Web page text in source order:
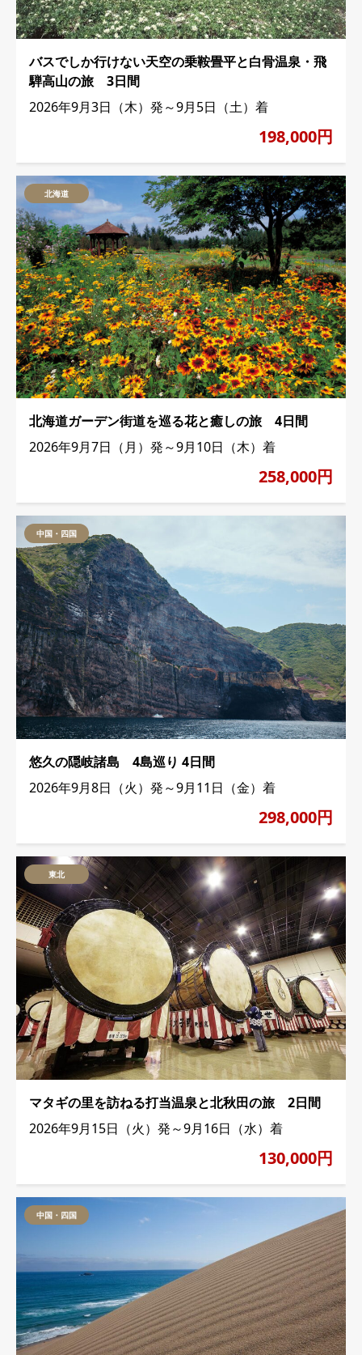
バスでしか行けない天空の乗鞍畳平と白骨温泉・飛
騨高山の旅 3日間
2026年9月3日（木）発～9月5日（土）着
198,000円
北海道
北海道ガーデン街道を巡る花と癒しの旅 4日間
2026年9月7日（月）発～9月10日（木）着
258,000円
中国・四国
悠久の隠岐諸島 4島巡り 4日間
2026年9月8日（火）発～9月11日（金）着
298,000円
東北
マタギの里を訪ねる打当温泉と北秋田の旅 2日間
2026年9月15日（火）発～9月16日（水）着
130,000円
中国・四国